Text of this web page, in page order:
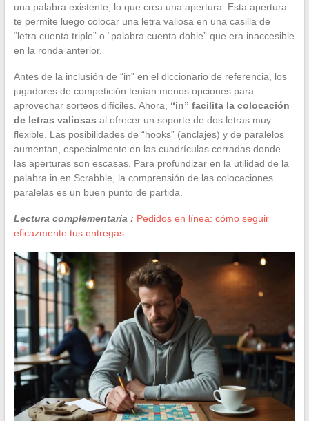
una palabra existente, lo que crea una apertura. Esta apertura
te permite luego colocar una letra valiosa en una casilla de
“letra cuenta triple” o “palabra cuenta doble” que era inaccesible
en la ronda anterior.
Antes de la inclusión de “in” en el diccionario de referencia, los
jugadores de competición tenían menos opciones para
aprovechar sorteos difíciles. Ahora, “in” facilita la colocación
de letras valiosas al ofrecer un soporte de dos letras muy
flexible. Las posibilidades de “hooks” (anclajes) y de paralelos
aumentan, especialmente en las cuadrículas cerradas donde
las aperturas son escasas. Para profundizar en la utilidad de la
palabra in en Scrabble, la comprensión de las colocaciones
paralelas es un buen punto de partida.
Lectura complementaria : Pedidos en línea: cómo seguir
eficazmente tus entregas